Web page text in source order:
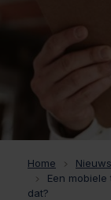
Home
Nieuws
Een
dat?